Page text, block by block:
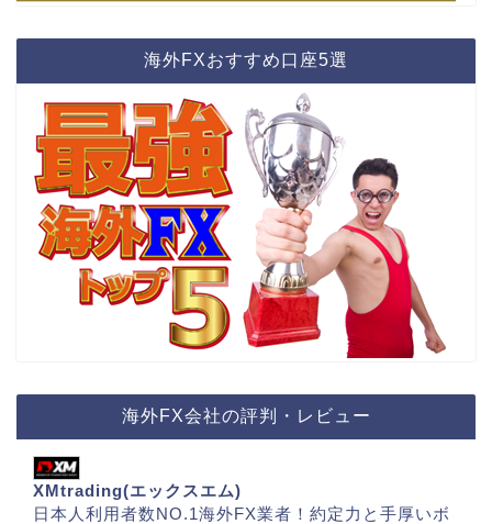
海外FXおすすめ口座5選
海外FX会社の評判・レビュー
XMtrading(エックスエム)
日本人利用者数NO.1海外FX業者！約定力と手厚いボ